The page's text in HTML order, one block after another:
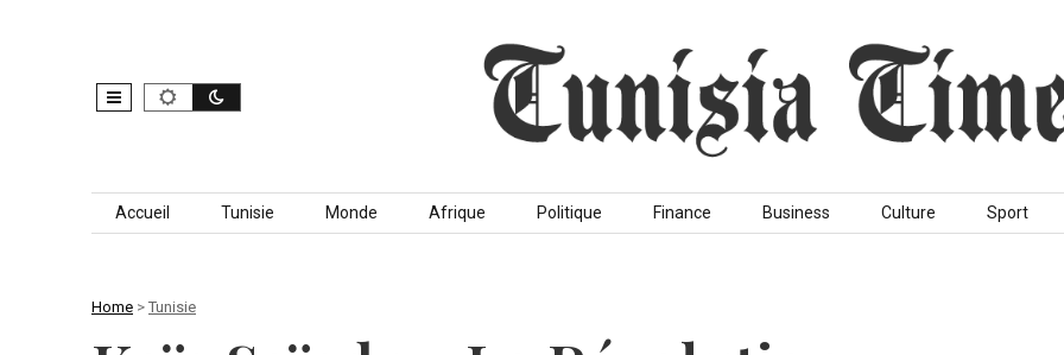
Skip to content
Accueil Tunisie Monde Afrique Politique Finance Business Culture Sport
Home > Tunisie